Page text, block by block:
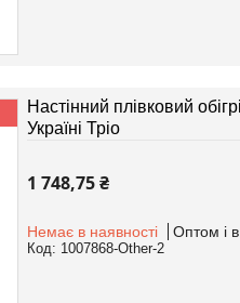
Настінний плівковий
Україні Тріо
1 748,75 ₴
Немає в наявності Оптом і
1007868-Other-2